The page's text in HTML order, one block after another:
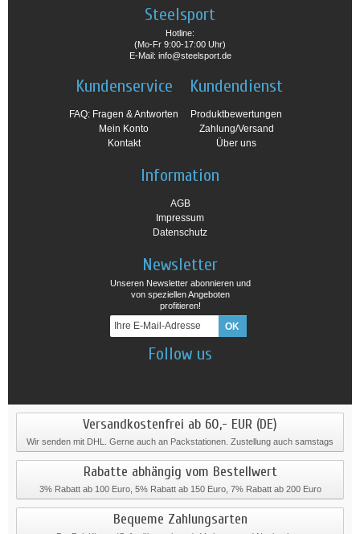
Steelsport
Hotline:
(Mo-Fr 9:00-17:00 Uhr)
E-Mail: info@steelsport.de
Kundenservice
FAQ: Fragen & Antworten
Mein Konto
Kontakt
Kundendienst
Produktbewertungen
Zahlung/Versand
Über uns
Information
AGB
Impressum
Datenschutz
Newsletter
Unseren Newsletter abonnieren und
von speziellen Angeboten
profitieren!
Follow us
Versandkostenfrei ab 60,- EUR (DE)
Wir senden mit DHL. Gerne auch an Packstationen. Zustellung auch samstags
Rabatte abhängig vom Bestellwert
3% Rabatt ab 100 Euro, 5% Rabatt ab 150 Euro, 7% Rabatt ab 200 Euro
Bequeme Zahlungsarten